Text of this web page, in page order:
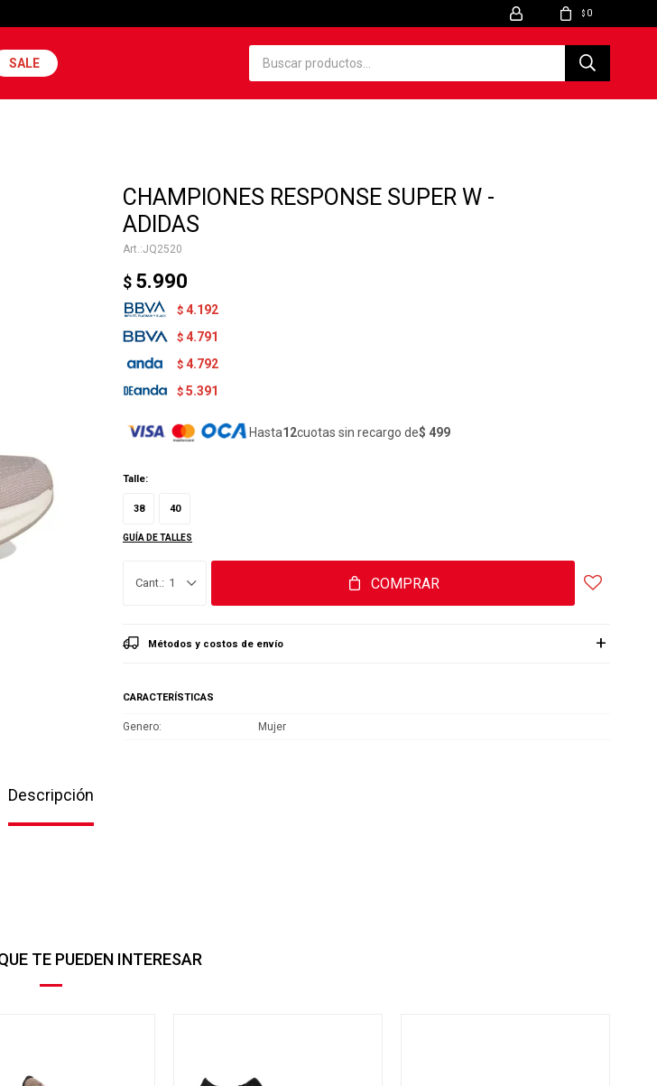
SALE
$ 0
CHAMPIONES RESPONSE SUPER W -
ADIDAS
JQ2520
$ 5.990
$ 4.192
$ 4.791
$ 4.792
$ 5.391
Hasta12cuotas sin recargo de$ 499
Talle:
38 40
GUÍA DE TALLES
1 COMPRAR
Métodos y costos de envío
CARACTERÍSTICAS
Genero Mujer
Descripción
TE PUEDEN INTERESAR